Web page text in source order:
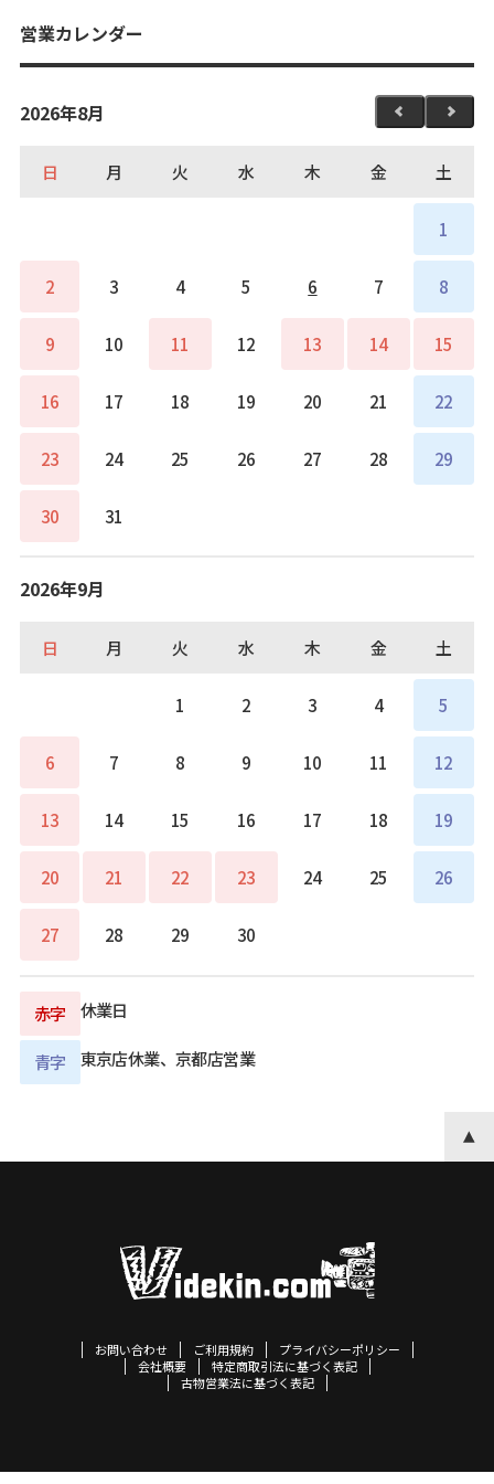
営業カレンダー
2026年8月
日 月 火 水 木 金 土
1
2 3 4 5 6 7 8
9 10 11 12 13 14 15
16 17 18 19 20 21 22
23 24 25 26 27 28 29
30 31
2026年9月
日 月 火 水 木 金 土
1 2 3 4 5
6 7 8 9 10 11 12
13 14 15 16 17 18 19
20 21 22 23 24 25 26
27 28 29 30
赤字 休業日
青字 東京店休業、京都店営業
お問い合わせ ご利用規約
プライバシーポリシー
会社概要
特定商取引法に基づく表記
古物営業法に基づく表記